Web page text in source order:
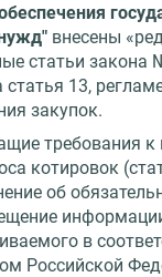
внесены
статьи закона
13,
закупок.
требования
котировок
об
в
Российской